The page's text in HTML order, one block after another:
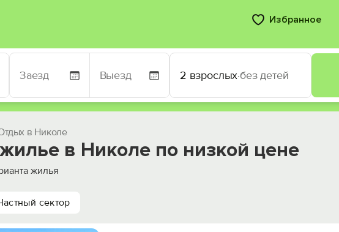
Избранное
2 взрослых·без детей
в Николе
в Николе по низкой цене
жилья
сектор